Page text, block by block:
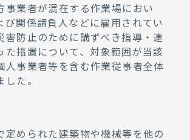
事業者が混在する作業場におい
び関係請負人などに雇用されてい
害防止のために講ずべき指導・連
た措置について、対象範囲が当該
人事業者等を含む作業従事者全体
た。
定められた建築物や機械等を他の